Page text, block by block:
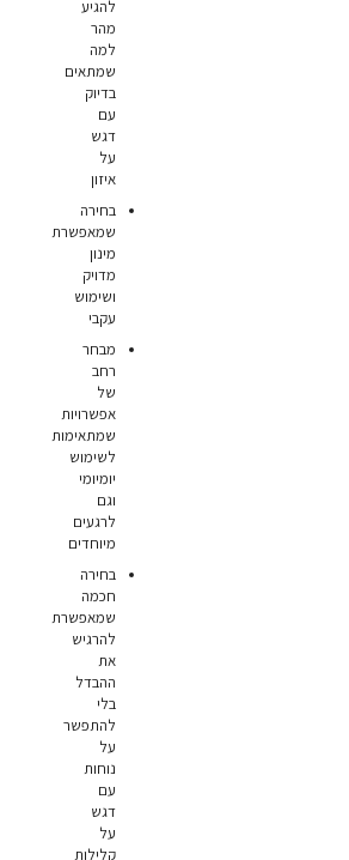
להגיע
מהר
למה
שמתאים
בדיוק
עם
דגש
על
איזון
בחירה
שמאפשרת
מינון
מדויק
ושימוש
עקבי
מבחר
רחב
של
אפשרויות
שמתאימות
לשימוש
יומיומי
וגם
לרגעים
מיוחדים
בחירה
חכמה
שמאפשרת
להרגיש
את
ההבדל
בלי
להתפשר
על
נוחות
עם
דגש
על
קלילות